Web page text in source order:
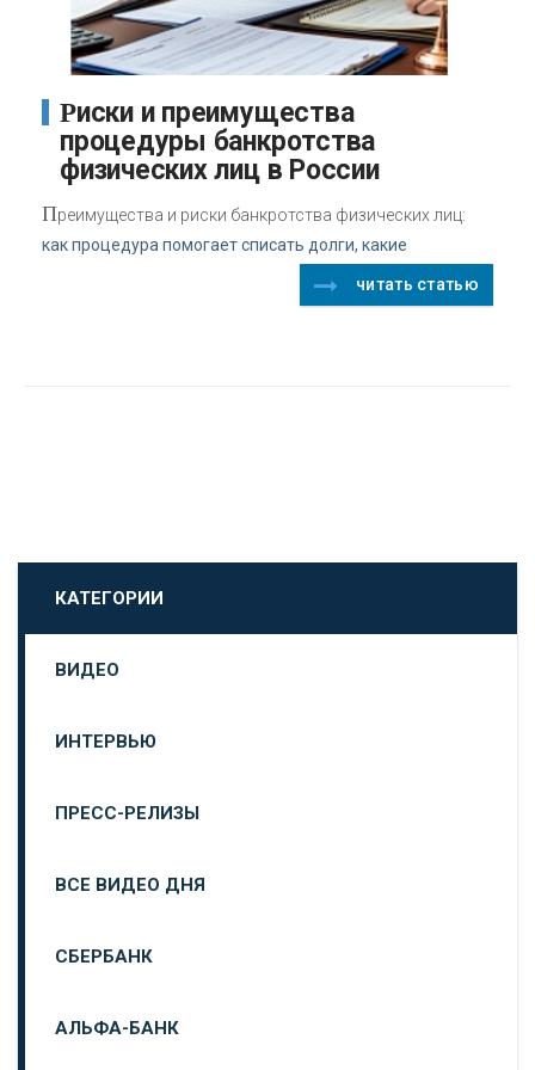
Риски и преимущества
процедуры банкротства
физических лиц в России
Преимущества и риски банкротства физических лиц:
как процедура помогает списать долги, какие
читать статью
КАТЕГОРИИ
ВИДЕО
ИНТЕРВЬЮ
ПРЕСС-РЕЛИЗЫ
ВСЕ ВИДЕО ДНЯ
СБЕРБАНК
АЛЬФА-БАНК